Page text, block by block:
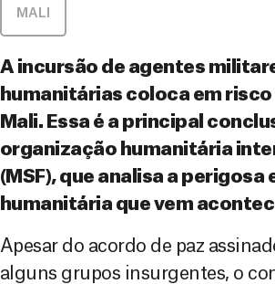
MALI
A incursão de agentes
humanitárias coloca em
Mali. Essa é a principal
organização humanitária
(MSF), que analisa a
humanitária que vem
Apesar do acordo de paz
alguns grupos insurgentes, o